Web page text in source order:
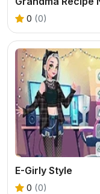
0 (0)
E-Girly Style
0 (0)